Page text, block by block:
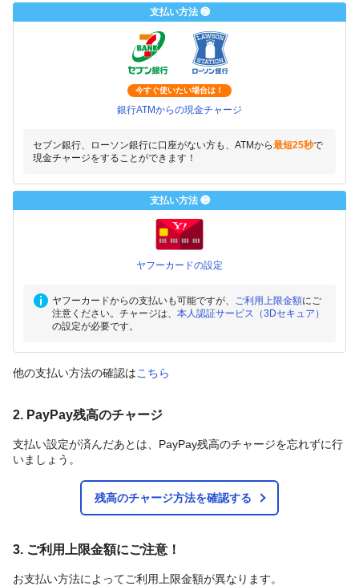
支払い方法 ❷
今すぐ使いたい場合は！
銀行ATMからの現金チャージ
セブン銀行、ローソン銀行に口座がない方も、ATMから最短25秒で
現金チャージをすることができます！
支払い方法 ❸
ヤフーカードの設定
ヤフーカードからの支払いも可能ですが、 ご利用上限金額にご
注意ください。チャージは、 本人認証サービス（3Dセキュア）
の設定が必要です。
他の支払い方法の確認はこちら
2. PayPay残高のチャージ
支払い設定が済んだあとは、PayPay残高のチャージを忘れずに行
いましょう。
残高のチャージ方法を確認する
3. ご利用上限金額にご注意！
お支払い方法によってご利用上限金額が異なります。